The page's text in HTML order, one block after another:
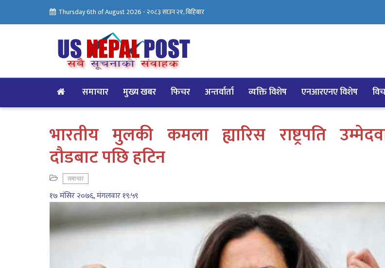
Thursday 6th of August 2026 -२०८३ साउन २१, बिहिबार
समाचार मुख्य खबर फिचर अन्तर्वार्ता व्यक्ति विशेष एनआरएनए विशेष
भारतीय मुलकी कमला ह्यारिस राष्ट्रपति
दाैडबाट पछि हटिन
समाचार
१७ मंसिर २०७६, मंगलवार १९:५९